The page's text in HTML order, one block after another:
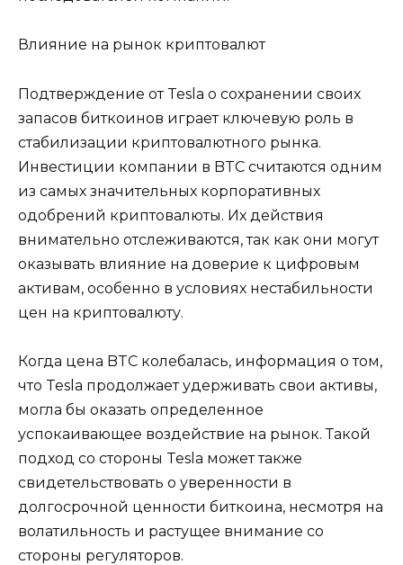
Влияние на рынок криптовалют
Подтверждение от Tesla о сохранении своих
запасов биткоинов играет ключевую роль в
стабилизации криптовалютного рынка.
Инвестиции компании в BTC считаются одним
из самых значительных корпоративных
одобрений криптовалюты. Их действия
внимательно отслеживаются, так как они могут
оказывать влияние на доверие к цифровым
активам, особенно в условиях нестабильности
цен на криптовалюту.
Когда цена BTC колебалась, информация о том,
что Tesla продолжает удерживать свои активы,
могла бы оказать определенное
успокаивающее воздействие на рынок. Такой
подход со стороны Tesla может также
свидетельствовать о уверенности в
долгосрочной ценности биткоина, несмотря на
волатильность и растущее внимание со
стороны регуляторов.